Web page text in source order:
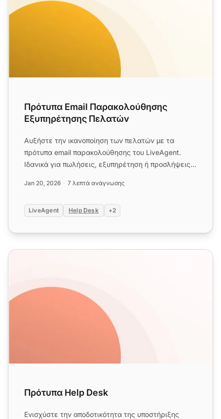
Πρότυπα Email Παρακολούθησης
Εξυπηρέτησης Πελατών
Αυξήστε την ικανοποίηση των πελατών με τα
πρότυπα email παρακολούθησης του LiveAgent.
Ιδανικά για πωλήσεις, εξυπηρέτηση ή προσλήψεις,
Jan 20, 2026 7 λεπτά ανάγνωσης
LiveAgent Help Desk +2
Πρότυπα Help Desk
Πρότυπα Help Desk
Ενισχύστε την αποδοτικότητα της υποστήριξης